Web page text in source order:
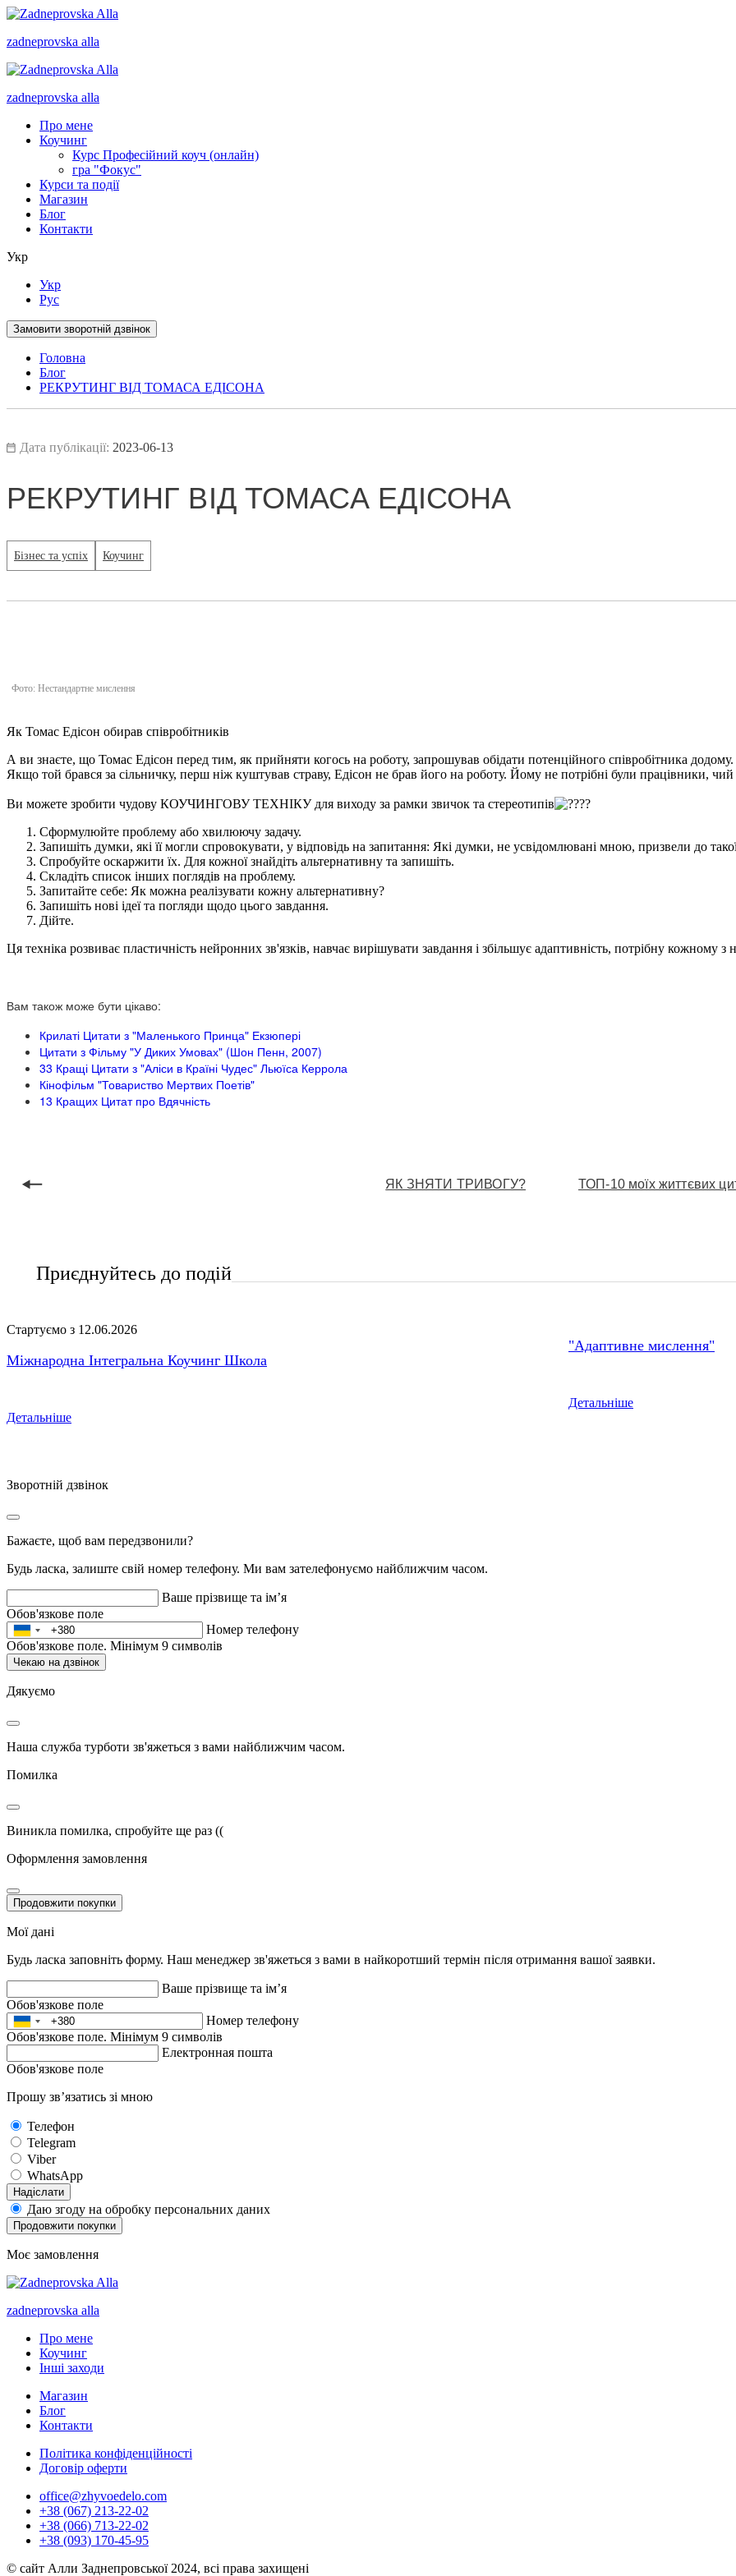
zadneprovska alla
zadneprovska alla
Про мене
Коучинг
Курс Професійний коуч (онлайн)
гра "Фокус"
Курси та події
Магазин
Блог
Контакти
Укр
Укр
Рус
Замовити зворотній дзвінок
Головна
Блог
РЕКРУТИНГ ВІД ТОМАСА ЕДІСОНА
Дата публікації: 2023-06-13
РЕКРУТИНГ ВІД ТОМАСА ЕДІСОНА
Бізнес та успіх Коучинг
Фото: Нестандартне мислення
Як Томас Едісон обирав співробітників
А ви знаєте, що Томас Едісон перед тим, як прийняти когось на роботу, запрошував обідати потенційного співробітника додому.
Якщо той брався за сільничку, перш ніж куштував страву, Едісон не брав його на роботу. Йому не потрібні були працівники,
Ви можете зробити чудову КОУЧИНГОВУ ТЕХНІКУ для виходу за рамки звичок та стереотипів
Сформулюйте проблему або хвилюючу задачу.
Запишіть думки, які її могли спровокувати, у відповідь на запитання: Які думки, не усвідомлювані мною, призвели до такої
Спробуйте оскаржити їх. Для кожної знайдіть альтернативну та запишіть.
Складіть список інших поглядів на проблему.
Запитайте себе: Як можна реалізувати кожну альтернативну?
Запишіть нові ідеї та погляди щодо цього завдання.
Дійте.
Ця техніка розвиває пластичність нейронних зв'язків, навчає вирішувати завдання і збільшує адаптивність, потрібну кожному з
Вам також може бути цікаво:
Крилаті Цитати з "Маленького Принца" Екзюпері
Цитати з Фільму "У Диких Умовах" (Шон Пенн, 2007)
33 Кращі Цитати з "Аліси в Країні Чудес" Льюїса Керрола
Кінофільм "Товариство Мертвих Поетів"
13 Кращих Цитат про Вдячність
ЯК ЗНЯТИ ТРИВОГУ? ТОП-10 моїх життєвих
Приєднуйтесь до подій
Стартуємо з 12.06.2026
Міжнародна Інтегральна Коучинг Школа
Детальніше
"Адаптивне мислення"
Детальніше
Зворотній дзвінок
Бажаєте, щоб вам передзвонили?
Будь ласка, залиште свій номер телефону. Ми вам зателефонуємо найближчим часом.
Ваше прізвище та ім’я
Обов'язкове поле
Номер телефону
Обов'язкове поле. Мінімум 9 символів
Чекаю на дзвінок
Дякуємо
Наша служба турботи зв'яжеться з вами найближчим часом.
Помилка
Виникла помилка, спробуйте ще раз ((
Оформлення замовлення
Продовжити покупки
Мої дані
Будь ласка заповніть форму. Наш менеджер зв'яжеться з вами в найкоротший термін після отримання вашої заявки.
Ваше прізвище та ім’я
Обов'язкове поле
Номер телефону
Обов'язкове поле. Мінімум 9 символів
Електронная пошта
Обов'язкове поле
Прошу зв’язатись зі мною
Телефон
Telegram
Viber
WhatsApp
Надіслати
Даю згоду на обробку персональних даних
Продовжити покупки
Моє замовлення
zadneprovska alla
Про мене
Коучинг
Інші заходи
Магазин
Блог
Контакти
Політика конфіденційності
Договір оферти
office@zhyvoedelo.com
+38 (067) 213-22-02
+38 (066) 713-22-02
+38 (093) 170-45-95
© сайт Алли Заднепровської 2024, всі права захищені